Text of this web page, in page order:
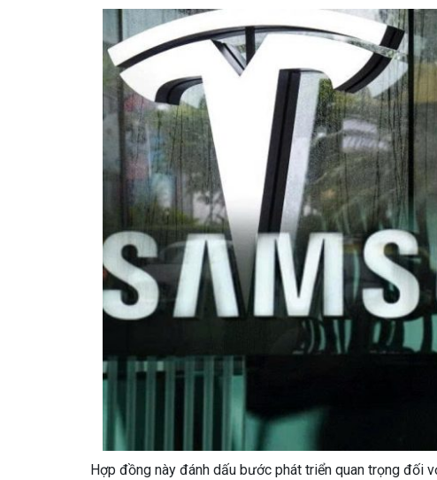
Hợp đồng này đánh dấu bước phát triển quan trọng đối